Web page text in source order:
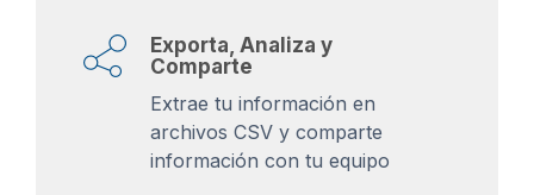
Exporta, Analiza y
Comparte
Extrae tu información en
archivos CSV y comparte
información con tu equipo